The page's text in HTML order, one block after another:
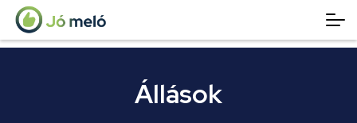
Állások